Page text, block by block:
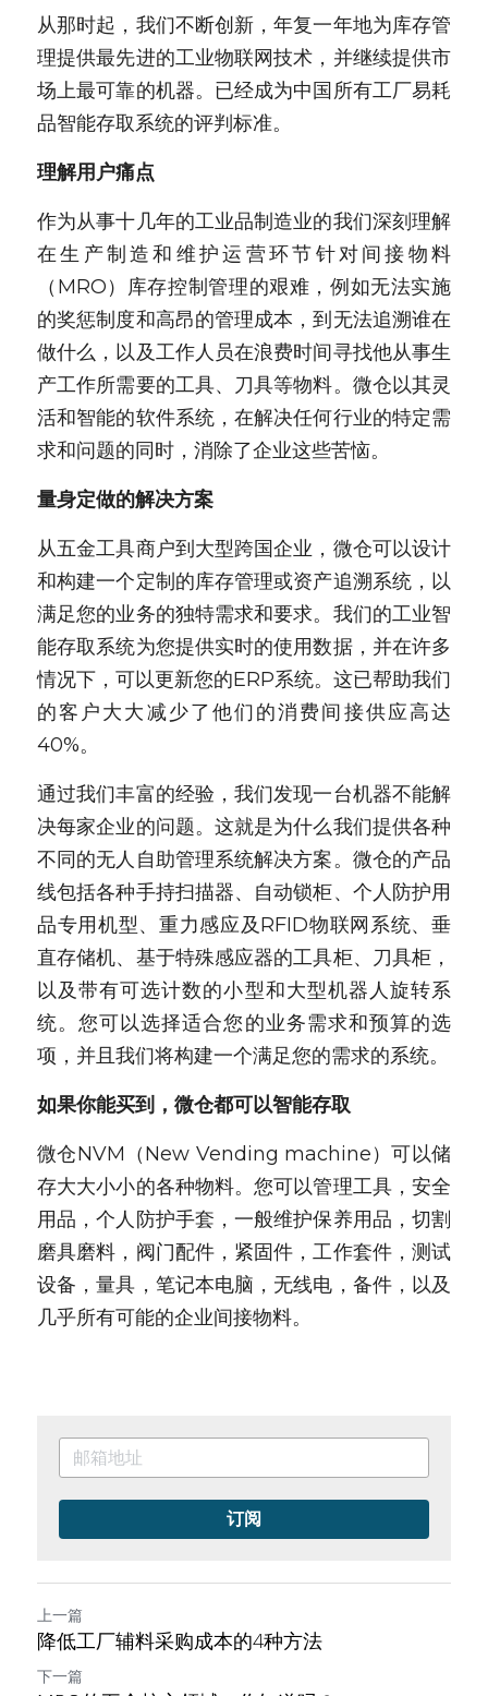
从那时起，我们不断创新，年复一年地为库存管
理提供最先进的工业物联网技术，并继续提供市
场上最可靠的机器。已经成为中国所有工厂易耗
品智能存取系统的评判标准。
理解用户痛点
作为从事十几年的工业品制造业的我们深刻理解
在生产制造和维护运营环节针对间接物料
（MRO）库存控制管理的艰难，例如无法实施
的奖惩制度和高昂的管理成本，到无法追溯谁在
做什么，以及工作人员在浪费时间寻找他从事生
产工作所需要的工具、刀具等物料。微仓以其灵
活和智能的软件系统，在解决任何行业的特定需
求和问题的同时，消除了企业这些苦恼。
量身定做的解决方案
从五金工具商户到大型跨国企业，微仓可以设计
和构建一个定制的库存管理或资产追溯系统，以
满足您的业务的独特需求和要求。我们的工业智
能存取系统为您提供实时的使用数据，并在许多
情况下，可以更新您的ERP系统。这已帮助我们
的客户大大减少了他们的消费间接供应高达
40%。
通过我们丰富的经验，我们发现一台机器不能解
决每家企业的问题。这就是为什么我们提供各种
不同的无人自助管理系统解决方案。微仓的产品
线包括各种手持扫描器、自动锁柜、个人防护用
品专用机型、重力感应及RFID物联网系统、垂
直存储机、基于特殊感应器的工具柜、刀具柜，
以及带有可选计数的小型和大型机器人旋转系
统。您可以选择适合您的业务需求和预算的选
项，并且我们将构建一个满足您的需求的系统。
如果你能买到，微仓都可以智能存取
微仓NVM（New Vending machine）可以储
存大大小小的各种物料。您可以管理工具，安全
用品，个人防护手套，一般维护保养用品，切割
磨具磨料，阀门配件，紧固件，工作套件，测试
设备，量具，笔记本电脑，无线电，备件，以及
几乎所有可能的企业间接物料。
订阅
上一篇
降低工厂辅料采购成本的4种方法
下一篇